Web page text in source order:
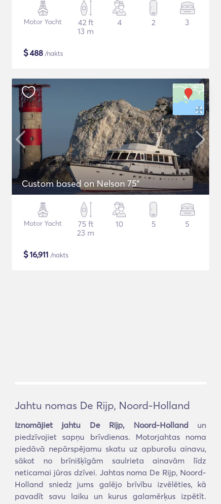
Motor Yacht
42 ft
13 m
4 2 3
$488 /nakts
Custom based on Nelson 75"
Motor Yacht
75 ft
23 m
10 5 5
$16,911 /nakts
Jahtu nomas De Rijp, Noord-Holland
Iznomājiet jahtu De Rijp, Noord-Holland un
piedzīvojiet sapņu brīvdienas. Motorjahtas noma
piedāvā nepārspējamu skatu uz apburošu ainavu,
sākot no brīnišķīgām saulrieta ainavām līdz
neticamai jūras dzīvei. Jahtas noma De Rijp, Noord-
Holland sniedz jums galējo brīvību izvēlēties, kā
pavadīt savu laiku un kurus galamērķus izpētīt.